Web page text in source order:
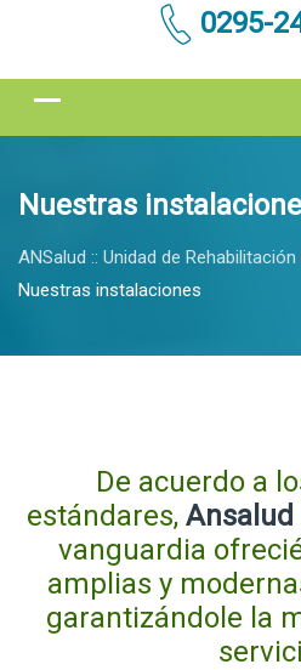
0295-
Nuestras
ANSalud :: Unidad de
Nuestras instalaciones
De acuerdo a
estándares, Ansalud
vanguardia
amplias y
garantizándole la